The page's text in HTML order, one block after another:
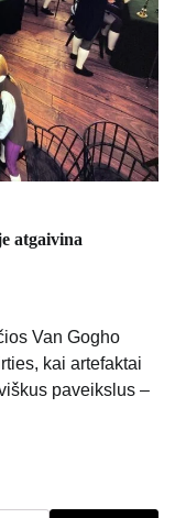
atgaivina
Van Gogho
kai artefaktai
paveikslus –